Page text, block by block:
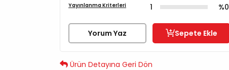
Yayınlanma Kriterleri
1
%0
Yorum Yaz Sepete Ekle
Ürün Detayına Geri Dön